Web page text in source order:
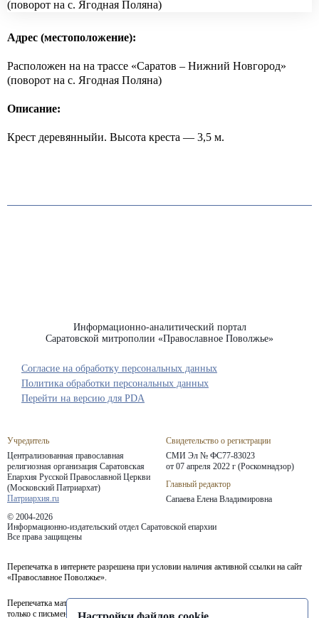
Адрес (местоположение):
Расположен на на трассе «Саратов – Нижний Новгород»
(поворот на с. Ягодная Поляна)
Описание:
Крест деревянныйи. Высота креста — 3,5 м.
Информационно-аналитический портал
Саратовской митрополии «Православное Поволжье»
Учредитель
Централизованная православная
религиозная организация Саратовская
Епархия Русской Православной Церкви
(Московский Патриархат)
Патриархия.ru
Свидетельство о регистрации
СМИ Эл № ФС77-83023
от 07 апреля 2022 г (Роскомнадзор)
Главный редактор
Сапаева Елена Владимировна
© 2004-2026
Информационно-издательский отдел Саратовской епархии
Все права защищены
Согласие на обработку персональных данных
Политика обработки персональных данных
Перепечатка в интернете разрешена при условии наличия активной ссылки на сайт
«Православное Поволжье».
Перепечатка материалов портала в печатных изданиях (книгах, прессе) возможна
только с письменного разрешения редакции.
Перейти на версию для PDA